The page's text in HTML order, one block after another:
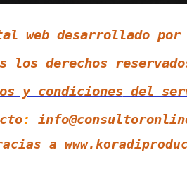
web desarrollado por
los derechos
y condiciones del
:
a